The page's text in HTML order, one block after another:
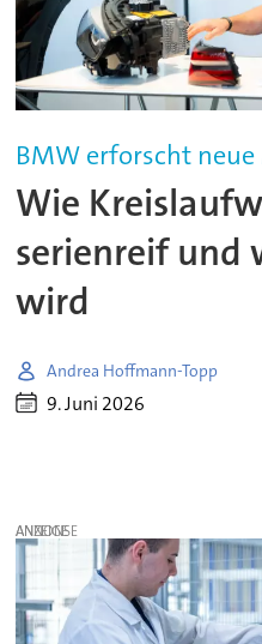
BMW erforscht
Wie
serienreif und
wird
Andrea Hoffmann-Topp
9. Juni 2026
ANZEIGE